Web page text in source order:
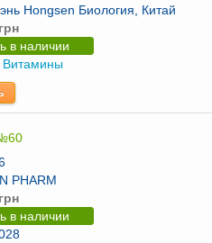
Hongsen Биология, Китай
в наличии
PHARM
в наличии